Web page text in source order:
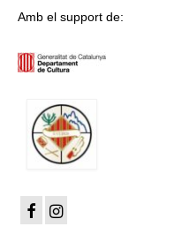
Amb el support de: